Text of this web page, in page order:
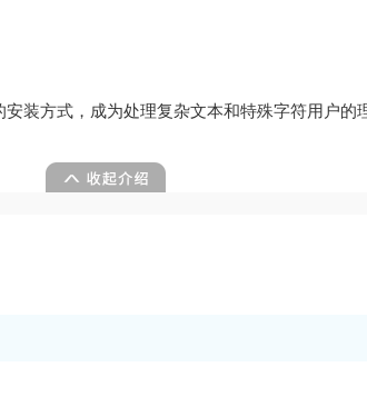
装方式，成为处理复杂文本和特殊字符用户的